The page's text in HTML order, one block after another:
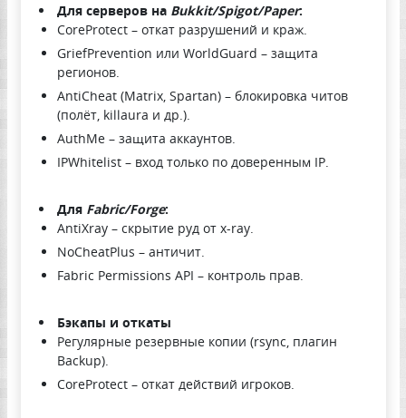
Для серверов на Bukkit/Spigot/Paper:
CoreProtect – откат разрушений и краж.
GriefPrevention или WorldGuard – защита
регионов.
AntiCheat (Matrix, Spartan) – блокировка читов
(полёт, killaura и др.).
AuthMe – защита аккаунтов.
IPWhitelist – вход только по доверенным IP.
Для Fabric/Forge:
AntiXray – скрытие руд от x-ray.
NoCheatPlus – античит.
Fabric Permissions API – контроль прав.
Бэкапы и откаты
Регулярные резервные копии (rsync, плагин
Backup).
CoreProtect – откат действий игроков.